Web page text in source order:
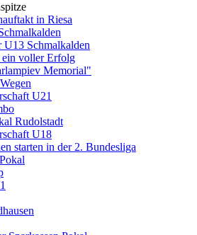
in Riesa
U13 Schmalkalden
ein voller Erfolg
Memorial"
U21
Rudolstadt
U18
starten in der 2. Bundesliga